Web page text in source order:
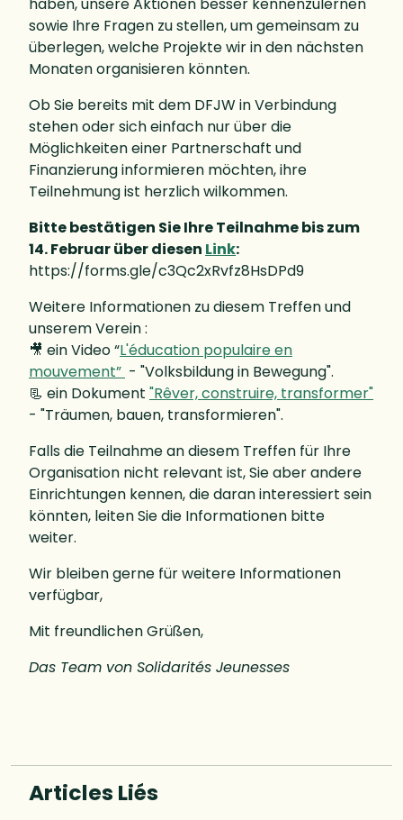
sowie Ihre Fragen zu stellen, um gemeinsam zu
überlegen, welche Projekte wir in den nächsten
Monaten organisieren könnten.
Ob Sie bereits mit dem DFJW in Verbindung
stehen oder sich einfach nur über die
Möglichkeiten einer Partnerschaft und
Finanzierung informieren möchten, ihre
Teilnehmung ist herzlich wilkommen.
Bitte bestätigen Sie Ihre Teilnahme bis zum
14. Februar über diesen Link:
https://forms.gle/c3Qc2xRvfz8HsDPd9
Weitere Informationen zu diesem Treffen und
unserem Verein :
🎥 ein Video “L'éducation populaire en
mouvement” - "Volksbildung in Bewegung".
📃 ein Dokument "Rêver, construire, transformer"
- "Träumen, bauen, transformieren".
Falls die Teilnahme an diesem Treffen für Ihre
Organisation nicht relevant ist, Sie aber andere
Einrichtungen kennen, die daran interessiert sein
könnten, leiten Sie die Informationen bitte
weiter.
Wir bleiben gerne für weitere Informationen
verfügbar,
Mit freundlichen Grüßen,
Das Team von Solidarités Jeunesses
Articles Liés